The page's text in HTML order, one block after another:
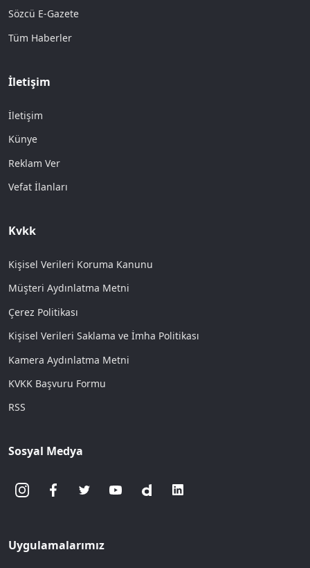
Sözcü E-Gazete
Tüm Haberler
İletişim
İletişim
Künye
Reklam Ver
Vefat İlanları
Kvkk
Kişisel Verileri Koruma Kanunu
Müşteri Aydınlatma Metni
Çerez Politikası
Kişisel Verileri Saklama ve İmha Politikası
Kamera Aydınlatma Metni
KVKK Başvuru Formu
RSS
Sosyal Medya
Uygulamalarımız